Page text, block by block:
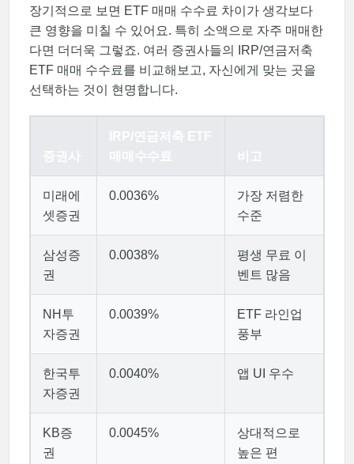
장기적으로 보면 ETF 매매 수수료 차이가 생각보다
큰 영향을 미칠 수 있어요. 특히 소액으로 자주 매매한
다면 더더욱 그렇죠. 여러 증권사들의 IRP/연금저축
ETF 매매 수수료를 비교해보고, 자신에게 맞는 곳을
선택하는 것이 현명합니다.
미래에
셋증권
0.0036%
가장 저렴한
수준
삼성증
권
0.0038%
평생 무료 이
벤트 많음
NH투
자증권
0.0039%
ETF 라인업
풍부
한국투
자증권
0.0040% 앱 UI 우수
KB증
권
0.0045%
상대적으로
높은 편